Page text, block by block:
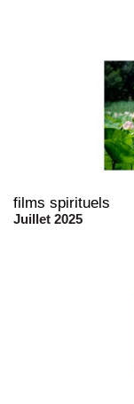
films spirituels
Juillet 2025